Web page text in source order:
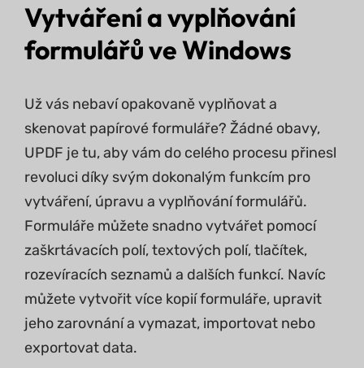
Vytváření a vyplňování
formulářů ve Windows
Už vás nebaví opakovaně vyplňovat a
skenovat papírové formuláře? Žádné obavy,
UPDF je tu, aby vám do celého procesu přinesl
revoluci díky svým dokonalým funkcím pro
vytváření, úpravu a vyplňování formulářů.
Formuláře můžete snadno vytvářet pomocí
zaškrtávacích polí, textových polí, tlačítek,
rozevíracích seznamů a dalších funkcí. Navíc
můžete vytvořit více kopií formuláře, upravit
jeho zarovnání a vymazat, importovat nebo
exportovat data.